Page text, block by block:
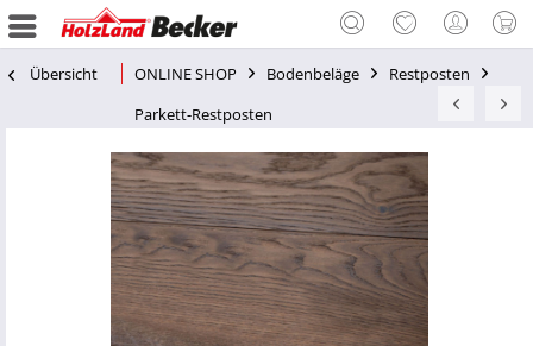
Übersicht ONLINE SHOP Bodenbeläge
Restposten
Parkett-Restposten